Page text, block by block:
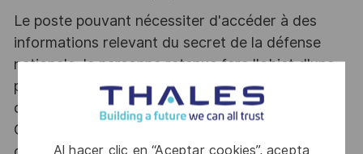
Al hacer clic en “Aceptar cookies”, acepta
Le poste pouvant nécessiter d'accéder à des
informations relevant du secret de la défense
nationale, la personne retenue fera l'objet d'une
procédure d’habilitation, conformément aux
dispositions des articles R.2311-1 et suivants du
Code de la défense et de l’IGI 1300 SGDSN/PSE